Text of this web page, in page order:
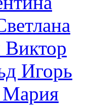
Игорь